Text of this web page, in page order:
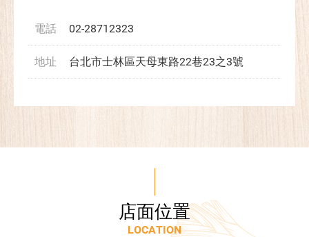
電話 02-28712323
地址 台北市士林區天母東路22巷23之3號
店面位置
LOCATION